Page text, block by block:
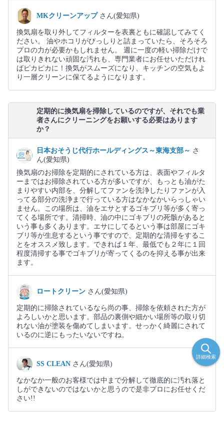
MKクリーンアップ さん(愛知県)
換気扇を取り外してフィルターを表裏ともに確認してみてく
ださい。 油やホコリがびっしりと詰まっていたら、そろそろ
プロの力が必要かもしれません。 週に一度の軽い掃除だけで
は取りきれない頑固な汚れも、専門業者にお任せいただけれ
ばピカピカに！換気がスムーズになり、キッチンの空気もよ
り一層クリーンに保てるようになります。
定期的に換気扇を掃除しているのですが、それでも業
者さんにクリーニングをお願いする必要はあります
か？
日本おそうじ代行ホールディングス～東海支部～ さ
ん(愛知県)
換気扇のお掃除を定期的にされている方は、表面やフィルタ
ーまではお掃除されている方が多いですが、もっとも油がた
まりやすい内部を、分解してファンを洗浄したりファンが入
ってる部分の洗浄まで行っている方はなかなかいらっしゃい
ません。この場所は、油をエサとするゴキブリ等が多く寄っ
てくる場所です。清掃時、油の中にゴキブリの死骸があると
いう事も多くあります。エサにしてるという事は部屋にゴキ
ブリ等が生息するという事ですので、定期的な清掃をするこ
とをオススメ致します。できれば１年、最低でも２年に１回
程度清掃する事でゴキブリが寄ってくるのを抑える事が出来
ます。
ロートクリーン さん(愛知県)
定期的に掃除されているなら尚の事、掃除を依頼された方が
よろしいかと思います。部品の裏側や細かい場所等の取り切
れない油が塗装を傷めてしまいます。せっかく綺麗にされて
いるのに逆にもったいないですね。
SS CLEAN さん(愛知県)
なかなか一般のお客様では中まで分解して徹底的に汚れ落と
しができないのではないかと思うので是非プロにお任せくだ
さい!!
詳細検索